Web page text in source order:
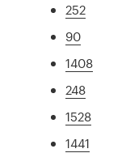
252
90
1408
248
1528
1441